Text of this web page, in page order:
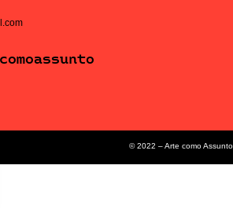
© 2022 – Arte como Assunto